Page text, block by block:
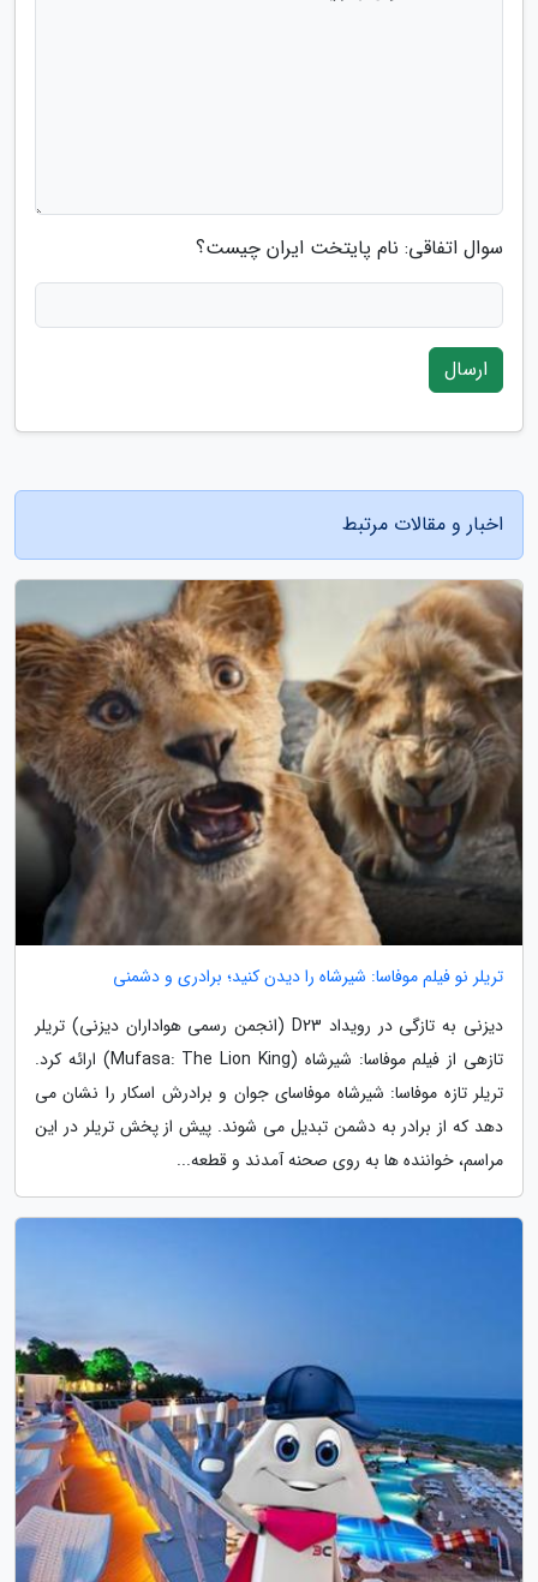
سوال اتفاقی: نام پایتخت ایران چیست؟
ارسال
اخبار و مقالات مرتبط
تریلر نو فیلم موفاسا: شیرشاه را دیدن کنید؛ برادری و دشمنی
دیزنی به تازگی در رویداد D23 (انجمن رسمی هواداران دیزنی) تریلر
تازهی از فیلم موفاسا: شیرشاه (Mufasa: The Lion King) ارائه کرد.
تریلر تازه موفاسا: شیرشاه موفاسای جوان و برادرش اسکار را نشان می
دهد که از برادر به دشمن تبدیل می شوند. پیش از پخش تریلر در این
مراسم، خواننده ها به روی صحنه آمدند و قطعه...